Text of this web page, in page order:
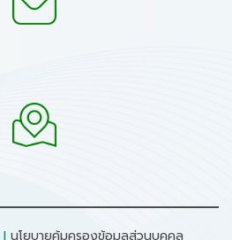
I นโยบายคุ้มครองข้อมูลส่วนบุคคล